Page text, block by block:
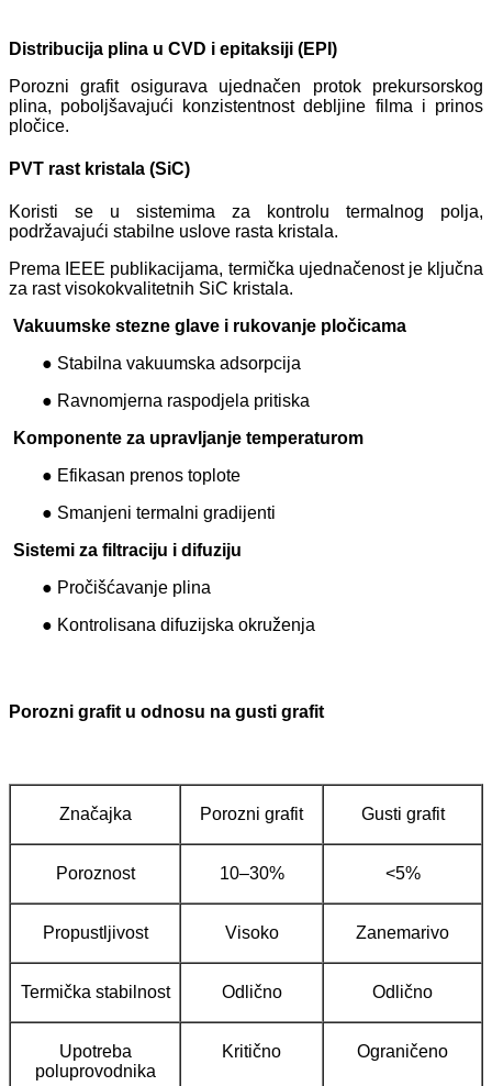
Distribucija plina u CVD i epitaksiji (EPI)
Porozni grafit osigurava ujednačen protok prekursorskog
plina, poboljšavajući konzistentnost debljine filma i prinos
pločice.
PVT rast kristala (SiC)
Koristi se u sistemima za kontrolu termalnog polja,
podržavajući stabilne uslove rasta kristala.
Prema IEEE publikacijama, termička ujednačenost je ključna
za rast visokokvalitetnih SiC kristala.
Vakuumske stezne glave i rukovanje pločicama
● Stabilna vakuumska adsorpcija
● Ravnomjerna raspodjela pritiska
Komponente za upravljanje temperaturom
● Efikasan prenos toplote
● Smanjeni termalni gradijenti
Sistemi za filtraciju i difuziju
● Pročišćavanje plina
● Kontrolisana difuzijska okruženja
Porozni grafit u odnosu na gusti grafit
Značajka Porozni grafit Gusti grafit
Poroznost 10–30% <5%
Propustljivost Visoko Zanemarivo
Termička stabilnost Odlično Odlično
Upotreba
poluprovodnika
Kritično Ograničeno